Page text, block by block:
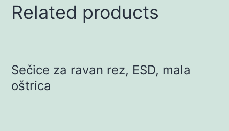
Related products
Sečice za ravan rez, ESD, mala
oštrica